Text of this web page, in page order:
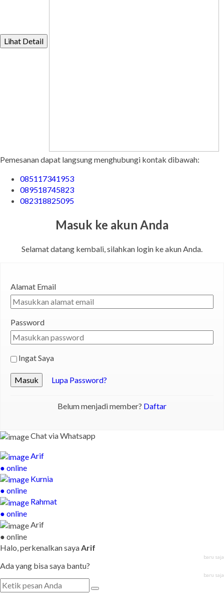
Lihat Detail
Pemesanan dapat langsung menghubungi kontak dibawah:
085117341953
089518745823
082318825095
Masuk ke akun Anda
Selamat datang kembali, silahkan login ke akun Anda.
Alamat Email
Password
Ingat Saya
Masuk Lupa Password?
Belum menjadi member? Daftar
Chat via Whatsapp
Arif
● online
Kurnia
● online
Rahmat
● online
Arif
● online
Halo, perkenalkan sayaArif
baru saja
Ada yang bisa saya bantu?
baru saja